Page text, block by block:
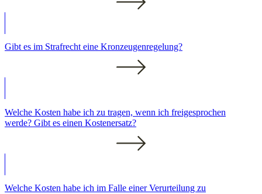
Gibt es im Strafrecht eine Kronzeugenregelung?
Welche Kosten habe ich zu tragen, wenn ich freigesprochen
werde? Gibt es einen Kostenersatz?
Welche Kosten habe ich im Falle einer Verurteilung zu